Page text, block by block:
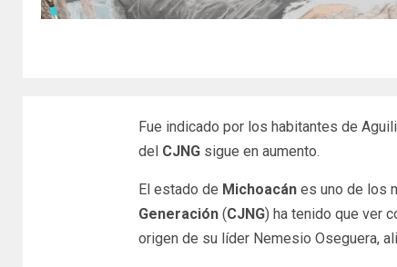
Fue indicado por los habitantes de
del CJNG sigue en aumento.
El estado de Michoacánes uno de los
Generación (CJNG) ha tenido que ver
origen de su líder Nemesio Oseguera,